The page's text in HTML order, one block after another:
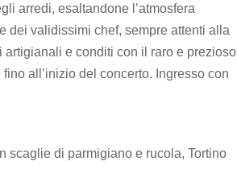
arredi, esaltandone l’atmosfera
dei validissimi chef, sempre attenti alla
e conditi con il raro e prezioso
all’inizio del concerto. Ingresso con
scaglie di parmigiano e rucola, Tortino